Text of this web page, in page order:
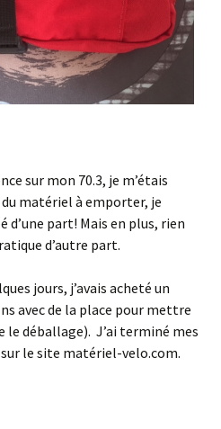
sur mon 70.3, je m’étais
du matériel à emporter, je
d’une part! Mais en plus, rien
d’autre part.
jours, j’avais acheté un
avec de la place pour mettre
le déballage). J’ai terminé mes
le site matériel-velo.com.